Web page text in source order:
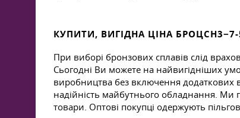
КУПИТИ, ВИГІДНА ЦІНА БРОЦСН3−7-
При виборі бронзових сплавів слід
Сьогодні Ви можете на найвигідніших
виробництва без включення додаткових
надійність майбутнього обладнання. Ми
товари. Оптові покупці одержують